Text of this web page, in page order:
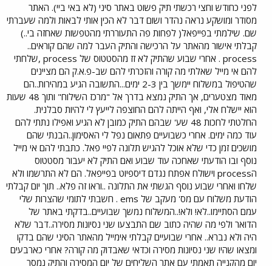
לפני כחודש וחצי רכשתי תיק פשוט באתר סיני (לא באי ביי). האתר
מסודר ומושקע נראה נהדר ושום דבר לא הכין אותי לבאות ולמה שעברתי
שם. שילמתי בפייפאל( לפחות פה התעוררתי מהטפשות שאחזה בי..)
קבלתי אישור מהאתר על הרכישה והתיק העבר למה שהם קוראים..
process . אחרי שבוע שהתיק לא זז מהסטטוס של process ,שלחתי
להם אי מייל שאלתי מה קורה והזכרתי להם שב-פ.א.ק הם מציינים
שהטיפול במשלוח יימשך בין 2-3 ימים...התשובה הגיע במהירות..הם
מאוד מצטערים, אך התיק נמצא בדרך אל "מרכז השילוח" ותוך 48 שעות
הוא יישלח אלי, ואף הייתה להם החוצפה לייעץ לי להיות סבלנית.
החלטתי לחכות 48 שע' שבהם התיק כמובן לא הגיע ואפילו נתתי להם
עוד כמה ימים. אחרי כשבועיים פתאום נפל לי האסימון..הבנתי שהם
מושכים זמן כדי שלא אוכל להגיש תלונה לפיי פאל. כתבתי להם אי מייל
נוסף ובו הודעתי שאחכה עוד שבוע ואם התיק לא יעבור מסטטוס
הprocess וישולח אפתח נגדם דיספיוט בפייפאל. הם לא התרשמו ולא
שלחו ואחרי שבוע נוסף הגשתי את התלונה ..וראו זה פלא.. תוך יום קבלתי
הודעת משלוח עם מס' מעקב של ems . חשבתי לתומי שהצרות שלי
עמם הסתיימו..לא! ולא!..המשלוח נמשך שבועיים..בדקתי באתר של
הדואר ולפי מה שהיה כתוב שם התבצעו שני נסיונות מסירה..דבר שלא
היה ולא נברא.. אחרי שבועיים קבלתי אימייל מהאתר הסיני שהם בדקו
ומצאו שהיו שני נסיונות מסירה וכדאי שאבדוק מה קורה? אחרי כארבעים
יום מהקנייה תאמתי עם אתר השליחים של יום המסירה והתיק נמסר